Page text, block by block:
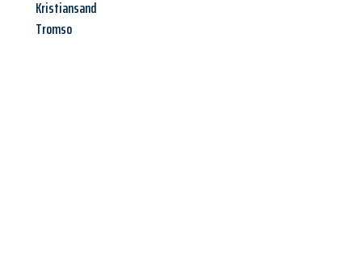
Kristiansand
Tromso